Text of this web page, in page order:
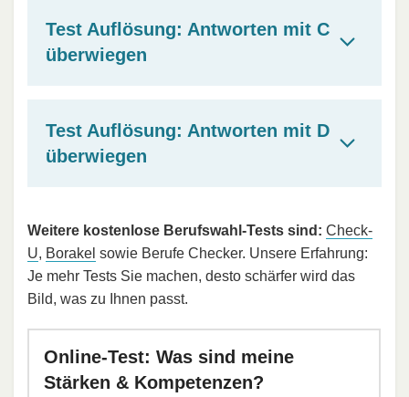
Test Auflösung: Antworten mit C
überwiegen
Test Auflösung: Antworten mit D
überwiegen
Weitere kostenlose Berufswahl-Tests sind: Check-
U, Borakel sowie Berufe Checker. Unsere Erfahrung:
Je mehr Tests Sie machen, desto schärfer wird das
Bild, was zu Ihnen passt.
Online-Test: Was sind meine
Stärken & Kompetenzen?